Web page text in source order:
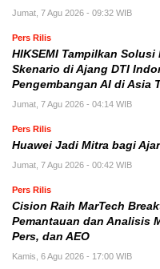
Jumat, 7 Agu 2026 - 09:32 WIB
Pers Rilis
HIKSEMI Tampilkan
Skenario di Ajang DTI
Pengembangan AI di Asia
Jumat, 7 Agu 2026 - 04:14 WIB
Pers Rilis
Huawei Jadi Mitra bagi
Jumat, 7 Agu 2026 - 00:42 WIB
Pers Rilis
Cision Raih MarTech
Pemantauan dan Analisis
Pers, dan AEO
Kamis, 6 Agu 2026 - 17:00 WIB